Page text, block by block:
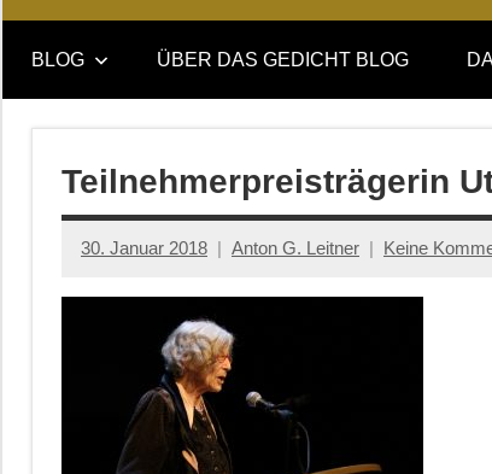
DAS
GEDICHT
blog
DAS
GEDICHT.
Zeitschrift
BLOG ÜBER DAS GEDICHT BLOG
Teilnehmerpreisträgerin
30. Januar 2018 Anton G. Leitner Keine